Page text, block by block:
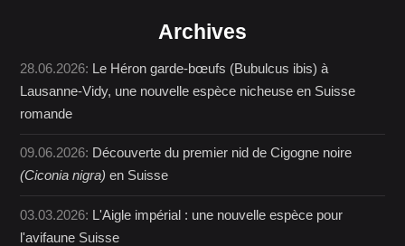
Archives
28.06.2026: Le Héron garde-bœufs (Bubulcus ibis) à
Lausanne-Vidy, une nouvelle espèce nicheuse en Suisse
romande
09.06.2026: Découverte du premier nid de Cigogne noire
(Ciconia nigra) en Suisse
03.03.2026: L'Aigle impérial : une nouvelle espèce pour
l'avifaune Suisse